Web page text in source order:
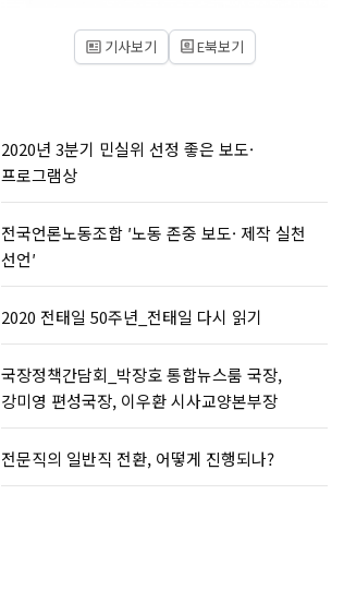
기사보기 E북보기
2020년 3분기 민실위 선정 좋은 보도·
프로그램상
전국언론노동조합 ′노동 존중 보도· 제작 실천
선언′
2020 전태일 50주년_전태일 다시 읽기
국장정책간담회_박장호 통합뉴스룸 국장,
강미영 편성국장, 이우환 시사교양본부장
전문직의 일반직 전환, 어떻게 진행되나?